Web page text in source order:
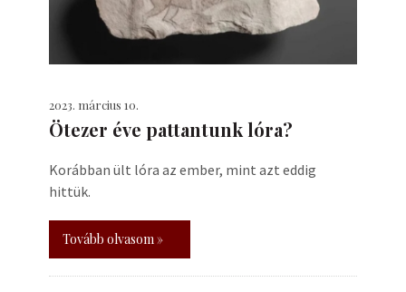
2023. március 10.
Ötezer éve pattantunk lóra?
Korábban ült lóra az ember, mint azt eddig
hittük.
Tovább olvasom »